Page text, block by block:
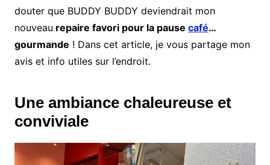
douter que BUDDY BUDDY deviendrait mon
nouveau repaire favori pour la pause café…
gourmande ! Dans cet article, je vous partage mon
avis et info utiles sur l’endroit.
Une ambiance chaleureuse et
conviviale